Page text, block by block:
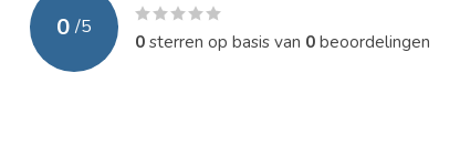
0 /5
0sterren op basis van 0beoordelingen